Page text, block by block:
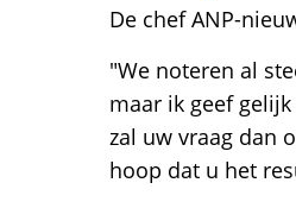
De chef ANP-
"We noteren al
maar ik geef
zal uw vraag dan
hoop dat u het